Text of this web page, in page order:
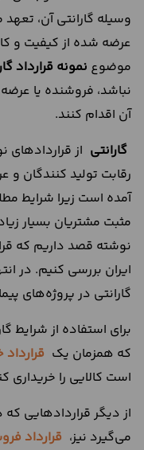
وسیله گارانتی آن،
عرضه شده از کیفیت و
موضوع نمونه قرارداد
نباشد، فروشنده یا
آن اقدام کنند.
گارانتی از
رقابت تولید کنندگان و
آمده است زیرا شرایط
مثبت مشتریان بسیار
نوشته قصد داریم که
ایران بررسی کنیم. در
گارانتی در پروژه‌های
برای استفاده از شرایط
که همزمان یک قرارداد
است کالایی را خریداری
از دیگر قراردادهایی که
می‌گیرد نیز، قرارداد